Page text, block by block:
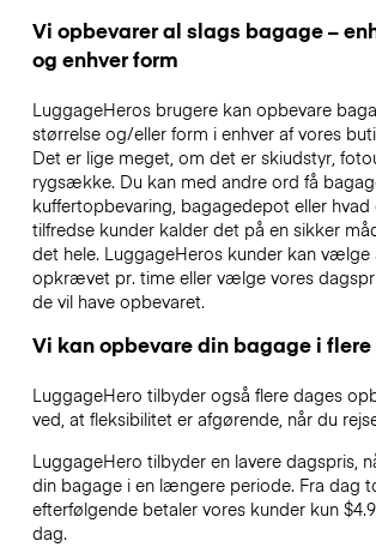
Vi opbevarer al slags bagage –
og enhver form
LuggageHeros brugere kan opbevare
størrelse og/eller form i enhver af vores
Det er lige meget, om det er skiudstyr,
rygsække. Du kan med andre ord få
kuffertopbevaring, bagagedepot eller hvad
tilfredse kunder kalder det på en sikker
det hele. LuggageHeros kunder kan vælge
opkrævet pr. time eller vælge vores
de vil have opbevaret.
Vi kan opbevare din bagage i
LuggageHero tilbyder også flere dages
ved, at fleksibilitet er afgørende, når du
LuggageHero tilbyder en lavere dagspris,
din bagage i en længere periode. Fra dag
efterfølgende betaler vores kunder kun
dag.